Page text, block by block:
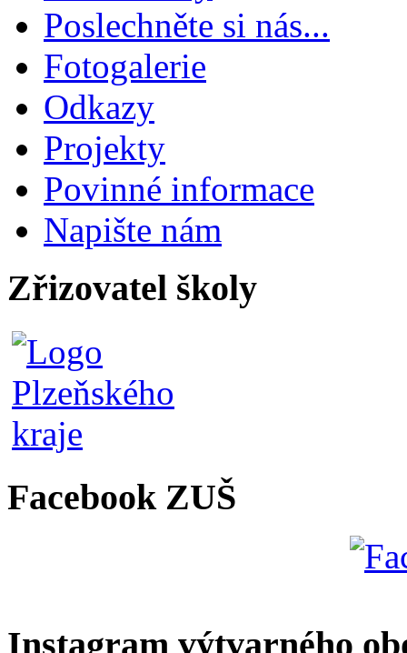
Poslechněte si nás...
Fotogalerie
Odkazy
Projekty
Povinné informace
Napište nám
Zřizovatel školy
Facebook ZUŠ
Instagram výtvarného